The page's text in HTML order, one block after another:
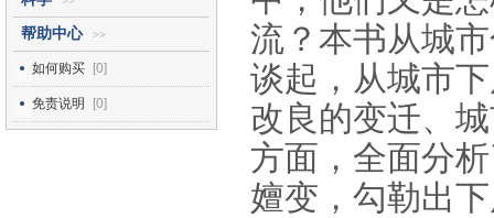
帮助中心 >>
如何购买 [0]
免责说明 [0]
流？本书从城
谈起，从城市
改良的变迁、
方面，全面分
嬗变，勾勒出